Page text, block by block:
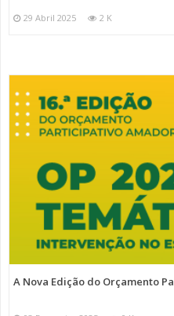
29 Abril 2025 2 K
A Nova Edição do Orçamento